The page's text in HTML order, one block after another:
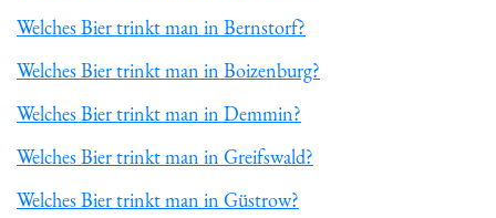
Welches Bier trinkt man in Bernstorf?
Welches Bier trinkt man in Boizenburg?
Welches Bier trinkt man in Demmin?
Welches Bier trinkt man in Greifswald?
Welches Bier trinkt man in Güstrow?